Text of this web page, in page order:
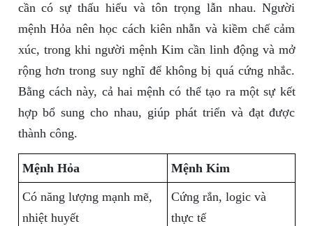
cần có sự thấu hiểu và tôn trọng lẫn nhau. Người
mệnh Hỏa nên học cách kiên nhẫn và kiềm chế cảm
xúc, trong khi người mệnh Kim cần linh động và mở
rộng hơn trong suy nghĩ để không bị quá cứng nhắc.
Bằng cách này, cả hai mệnh có thể tạo ra một sự kết
hợp bổ sung cho nhau, giúp phát triển và đạt được
thành công.
Mệnh Hỏa Mệnh Kim
Có năng lượng mạnh mẽ,
nhiệt huyết
Cứng rắn, logic và
thực tế